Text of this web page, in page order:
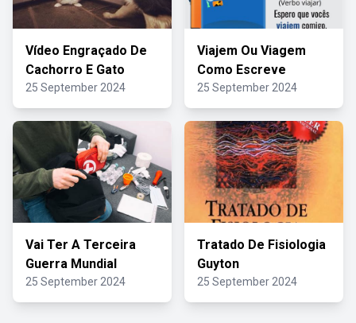
Vídeo Engraçado De
Cachorro E Gato
25 September 2024
Viajem Ou Viagem
Como Escreve
25 September 2024
Vai Ter A Terceira
Guerra Mundial
25 September 2024
Tratado De Fisiologia
Guyton
25 September 2024